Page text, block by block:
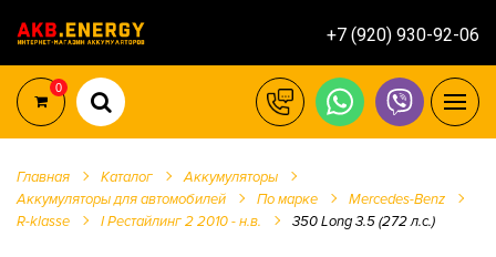
+7 (920) 930-92-06
0
Главная Каталог
Аккумуляторы
Аккумуляторы для автомобилей
По марке
Mercedes-Benz
R-klasse
I Рестайлинг 2 2010 - н.в. 350 Long 3.5 (272 л.с.)